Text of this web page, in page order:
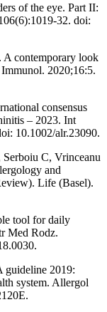
of the eye. Part II:
32. doi:
contemporary look
2020;16:5.
consensus
– 2023. Int
10.1002/alr.23090.
C, Vrinceanu
and
Life (Basel).
tool for daily
Med Rodz.
guideline 2019:
system. Allergol